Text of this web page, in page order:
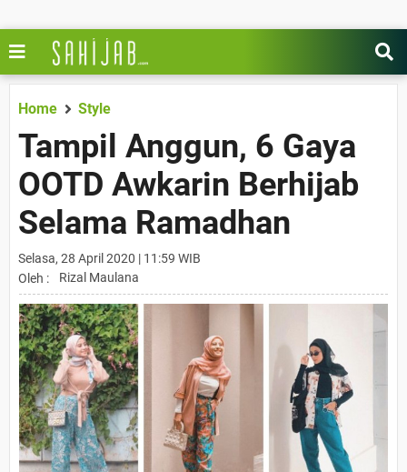
Home Style
Tampil Anggun, 6 Gaya
OOTD Awkarin Berhijab
Selama Ramadhan
Selasa, 28 April 2020 | 11:59 WIB
Oleh :
Rizal Maulana